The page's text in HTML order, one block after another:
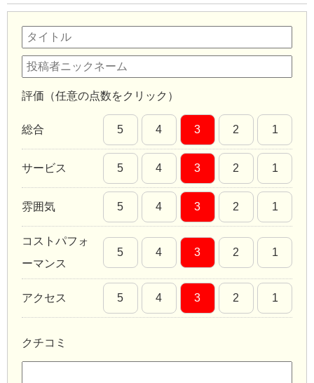
評価（任意の点数をクリック）
総合 5 4 3 2 1
サービス 5 4 3 2 1
雰囲気 5 4 3 2 1
コストパフォ
ーマンス
5 4 3 2 1
アクセス 5 4 3 2 1
クチコミ